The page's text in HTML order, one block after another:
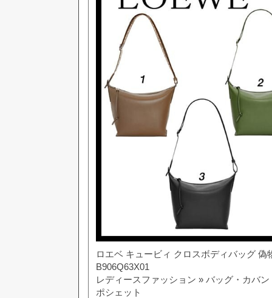
ロエベ キュービィ クロスボディバッグ 偽
B906Q63X01
レディースファッション » バッグ・カバ
ポシェット